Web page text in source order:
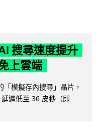
搜尋速度提升
上雲端
模擬存內搜尋」晶片，
遲低至 36 皮秒（即